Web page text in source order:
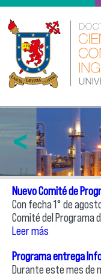
<
Nuevo Comité de
Con fecha 1° de
Comité del Programa
Leer más
Programa entrega
Durante este mes de